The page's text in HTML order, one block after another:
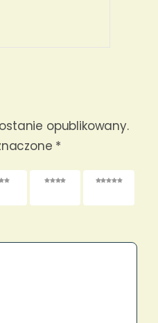
opublikowany.
*
5 4 z 5 5 z 5